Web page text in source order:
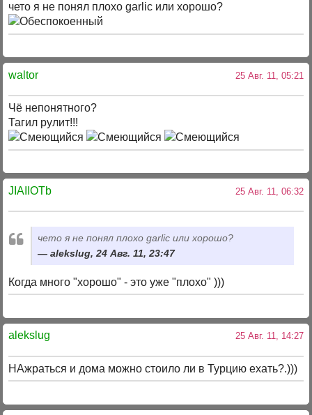
чето я не понял плохо garlic или хорошо?
waltor 25 Авг. 11, 05:21
Чё непонятного?
Тагил рулит!!!
JIAIIOTb 25 Авг. 11, 06:32
чето я не понял плохо garlic или хорошо?
alekslug, 24 Авг. 11, 23:47
Когда много "хорошо" - это уже "плохо" )))
alekslug 25 Авг. 11, 14:27
НАжраться и дома можно стоило ли в Турцию ехать?.)))